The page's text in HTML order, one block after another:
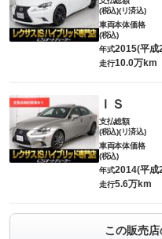
(税込)(リ済込)
車両本体価格
(税込)
年式2015(平成
走行10.0万km
ＩＳ
支払総額
(税込)(リ済込)
車両本体価格
(税込)
年式2014(平成
走行5.6万km
この販売